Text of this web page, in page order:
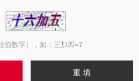
伯数字），如：三加四=7